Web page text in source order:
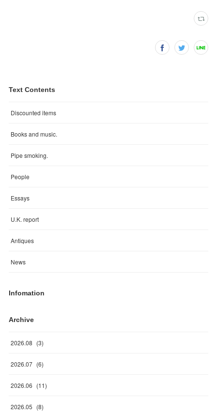
Text Contents
Discounted items
Books and music.
Pipe smoking.
People
Essays
U.K. report
Antiques
News
Infomation
Archive
2026.08 (3)
2026.07 (6)
2026.06 (11)
2026.05 (8)